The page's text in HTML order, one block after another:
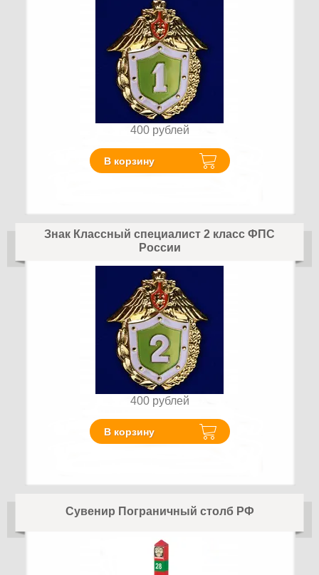
400 рублей
В корзину
Знак Классный специалист 2 класс ФПС
России
400 рублей
В корзину
Сувенир Пограничный столб РФ